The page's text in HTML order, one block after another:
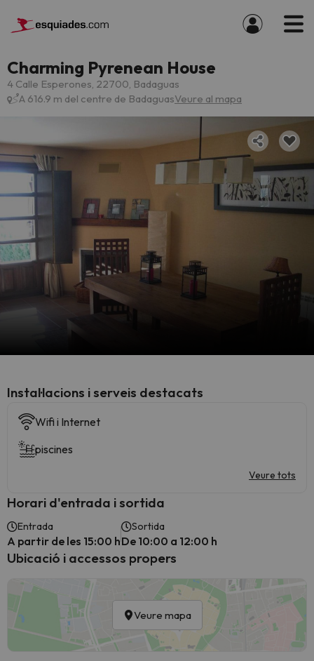
Charming Pyrenean House
4 Calle Esperones, 22700, Badaguas
A 616.9 m del centre de BadaguasVeure al mapa
Instal·lacions i serveis destacats
Wifi i Internet
piscines
Veure tots
Horari d'entrada i sortida
Entrada
A partir de les 15:00 h
Sortida
De 10:00 a 12:00 h
Ubicació i accessos propers
Veure mapa